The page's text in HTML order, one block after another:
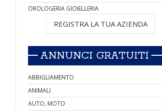
OROLOGERIA GIOIELLERIA
REGISTRA LA TUA AZIENDA
ANNUNCI GRATUITI
ABBIGLIAMENTO
ANIMALI
AUTO, MOTO